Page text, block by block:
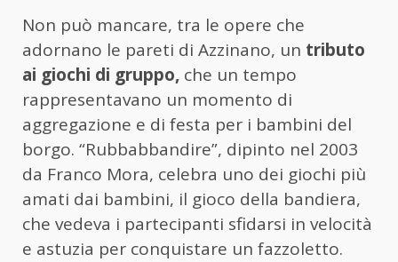
Non può mancare, tra le opere che
adornano le pareti di Azzinano, un tributo
ai giochi di gruppo, che un tempo
rappresentavano un momento di
aggregazione e di festa per i bambini del
borgo. “Rubbabbandire”, dipinto nel 2003
da Franco Mora, celebra uno dei giochi più
amati dai bambini, il gioco della bandiera,
che vedeva i partecipanti sfidarsi in velocità
e astuzia per conquistare un fazzoletto.